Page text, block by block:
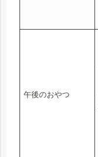
午後のおやつ